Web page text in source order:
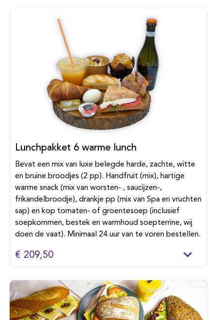
Lunchpakket 6 warme lunch
Bevat een mix van luxe belegde harde, zachte, witte
en bruine broodjes (2 pp). Handfruit (mix), hartige
warme snack (mix van worsten- , saucijzen-,
frikandelbroodje), drankje pp (mix van Spa en vruchten
sap) en kop tomaten- of groentesoep (inclusief
soepkommen, bestek en warmhoud soepterrine, wij
doen de vaat). Minimaal 24 uur van te voren bestellen.
€ 209,50